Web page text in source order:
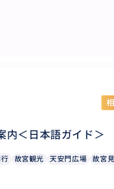
内＜日本語ガイド＞
故宮観光 天安門広場
故宮